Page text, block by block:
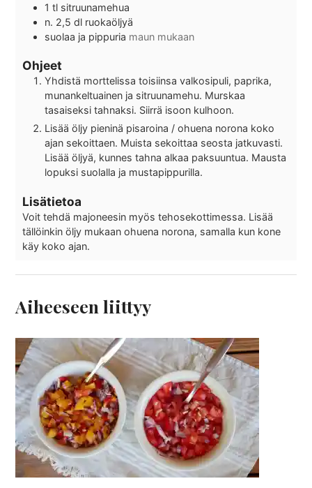
1 tl sitruunamehua
n. 2,5 dl ruokaöljyä
suolaa ja pippuria maun mukaan
Ohjeet
Yhdistä morttelissa toisiinsa valkosipuli, paprika,
munankeltuainen ja sitruunamehu. Murskaa
tasaiseksi tahnaksi. Siirrä isoon kulhoon.
Lisää öljy pieninä pisaroina / ohuena norona koko
ajan sekoittaen. Muista sekoittaa seosta jatkuvasti.
Lisää öljyä, kunnes tahna alkaa paksuuntua. Mausta
lopuksi suolalla ja mustapippurilla.
Lisätietoa
Voit tehdä majoneesin myös tehosekottimessa. Lisää
tällöinkin öljy mukaan ohuena norona, samalla kun kone
käy koko ajan.
Aiheeseen liittyy